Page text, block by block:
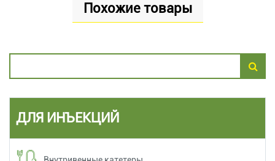
Похожие товары
ДЛЯ ИНЪЕКЦИЙ